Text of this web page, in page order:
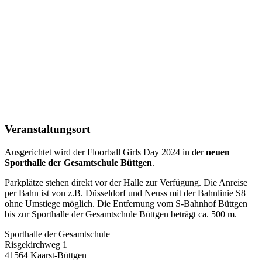
Veranstaltungsort
Ausgerichtet wird der Floorball Girls Day 2024 in derneuen
Sporthalle der Gesamtschule Büttgen.
Parkplätze stehen direkt vor der Halle zur Verfügung. Die Anreise
per Bahn ist von z.B. Düsseldorf und Neuss mit der Bahnlinie S8
ohne Umstiege möglich. Die Entfernung vom S-Bahnhof Büttgen
bis zur Sporthalle der Gesamtschule Büttgen beträgt ca. 500 m.
Sporthalle der Gesamtschule
Risgekirchweg 1
41564 Kaarst-Büttgen